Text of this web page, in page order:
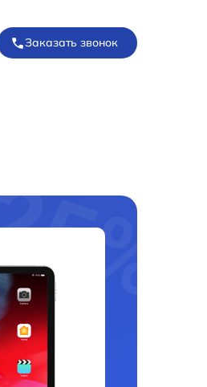
Заказать звонок